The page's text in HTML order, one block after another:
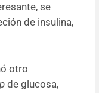
se
de insulina,
otro
de glucosa,